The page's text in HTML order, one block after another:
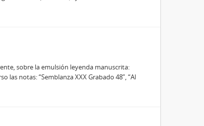
sobre la emulsión leyenda manuscrita:
las notas: “Semblanza XXX Grabado 48”, “Al